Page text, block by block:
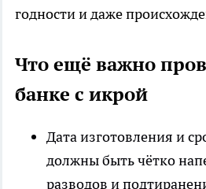
годности и даже
Что ещё важно
банке с икрой
Дата изготовления и
должны быть чётко
разводов и